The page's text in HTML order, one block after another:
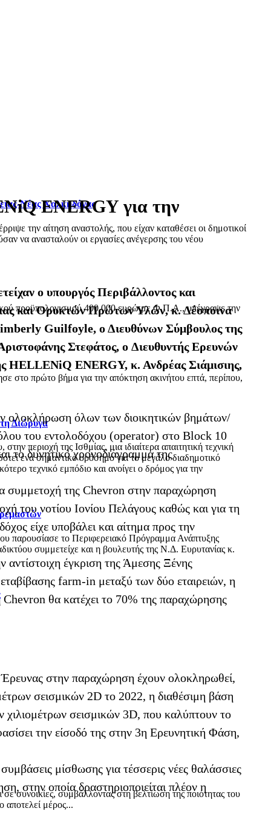
Νέας Χαλκηδόνας
την αίτηση αναστολής, που είχαν καταθέσει οι δημοτικοί
να ανασταλούν οι εργασίες ανέγερσης του νέου
προϋπολογισμού 400.000 ευρώ με Φ.Π.Α., υπέγραψε την
στο πρώτο βήμα για την απόκτηση ακινήτου επτά, περίπου,
Διώρυγα
περιοχή της Ισθμίας, μια ιδιαίτερα απαιτητική τεχνική
ένα σημαντικό ορόσημο για το μεγάλο διαδημοτικό
τεχνικό εμπόδιο και ανοίγει ο δρόμος για την
παρουσίασε το Περιφερειακό Πρόγραμμα Ανάπτυξης
συμμετείχε και η βουλευτής της Ν.Δ. Ευρυτανίας κ.
συνοικίες, συμβάλλοντας στη βελτίωση της ποιότητας του
αποτελεί μέρος...
ENERGY για την
ο υπουργός Περιβάλλοντος και
και Ορυκτών Πρώτων Υλών, κ. Δέσποινα
Guilfoyle, ο Διευθύνων Σύμβουλος της
Στεφάτος, o Διευθυντής Ερευνών
HELLENiQ ENERGY, κ. Ανδρέας Σιάμισιης,
ολοκλήρωση όλων των διοικητικών βημάτων/
του εντολοδόχου (operator) στο Block 10
το δυνητικό χρονοδιάγραμμα της
συμμετοχή της Chevron στην παραχώρηση
του νοτίου Ιονίου Πελάγους καθώς και για τη
είχε υποβάλει και αίτημα προς την
έγκριση της Άμεσης Ξένης
farm-in μεταξύ των δύο εταιρειών, η
θα κατέχει το 70% της παραχώρησης
στην παραχώρηση έχουν ολοκληρωθεί,
σεισμικών 2D το 2022, η διαθέσιμη βάση
σεισμικών 3D, που καλύπτουν το
την είσοδό της στην 3η Ερευνητική Φάση,
μίσθωσης για τέσσερις νέες θαλάσσιες
στην οποία δραστηριοποιείται πλέον η